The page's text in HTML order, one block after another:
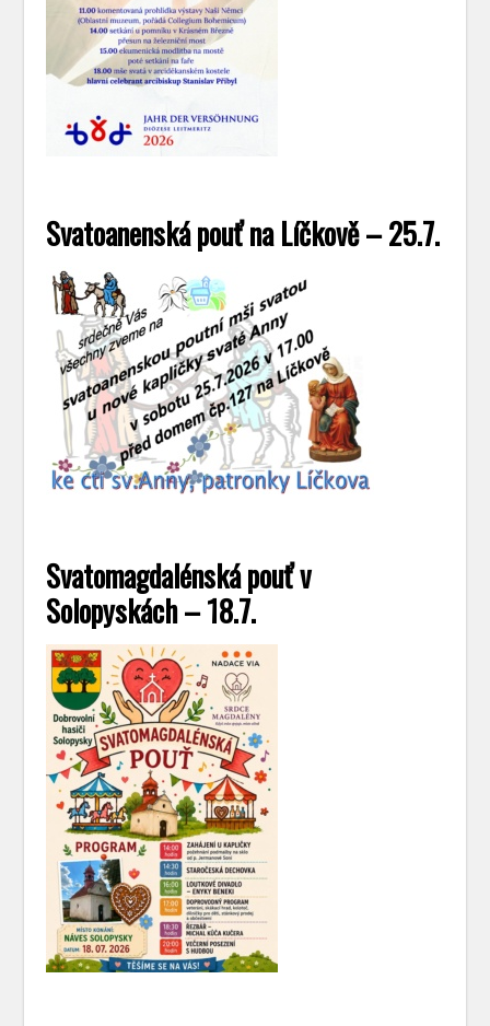
Svatoanenská pouť na Líčkově – 25.7.
Svatomagdalénská pouť v
Solopyskách – 18.7.